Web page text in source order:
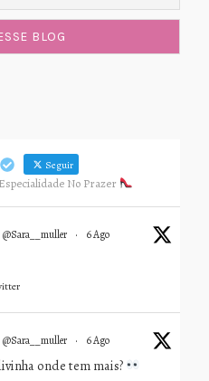
Seguir
No Prazer
@sara__muller · 6 Ago
@sara__muller · 6 Ago
onde tem mais?